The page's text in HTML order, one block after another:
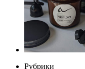
Рубрики